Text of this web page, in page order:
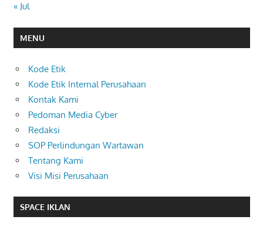
« Jul
MENU
Kode Etik
Kode Etik Internal Perusahaan
Kontak Kami
Pedoman Media Cyber
Redaksi
SOP Perlindungan Wartawan
Tentang Kami
Visi Misi Perusahaan
SPACE IKLAN